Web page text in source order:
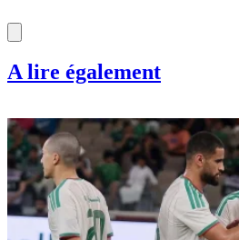
A lire également